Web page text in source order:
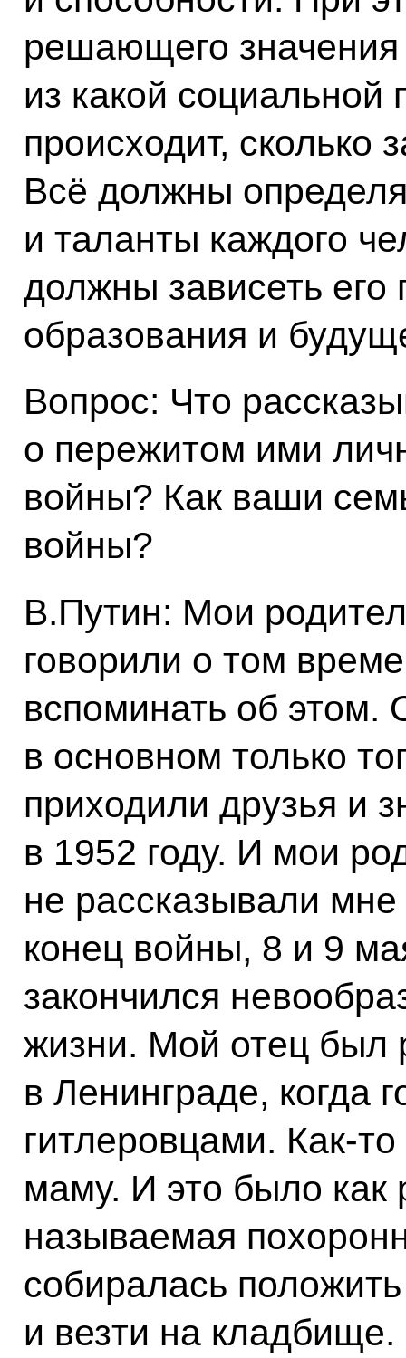
решающего значения
из какой социальной
происходит, сколько
Всё должны
и таланты каждого
должны зависеть его
образования и
Вопрос: Что
о пережитом ими
войны? Как ваши
войны?
В.Путин: Мои
говорили о том
вспоминать об этом.
в основном только
приходили друзья и
в 1952 году. И мои
не рассказывали мне
конец войны, 8 и 9
закончился
жизни. Мой отец был
в Ленинграде, когда
гитлеровцами.
маму. И это было как
называемая
собиралась
и везти на